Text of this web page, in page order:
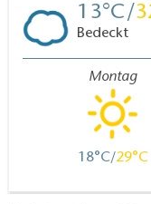
13
Bedeckt
Montag
18 29